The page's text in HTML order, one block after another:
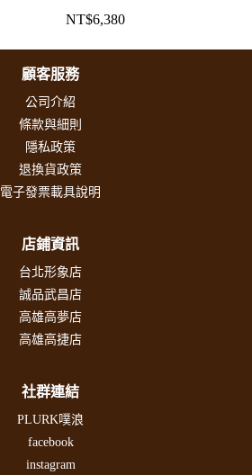
白刃Ver. PVC
NT$6,380
顧客服務
公司介紹
條款與細則
隱私政策
退換貨政策
電子發票載具說明
店鋪資訊
台北形象店
誠品武昌店
高雄高夢店
高雄高捷店
社群連結
PLURK噗浪
facebook
instagram